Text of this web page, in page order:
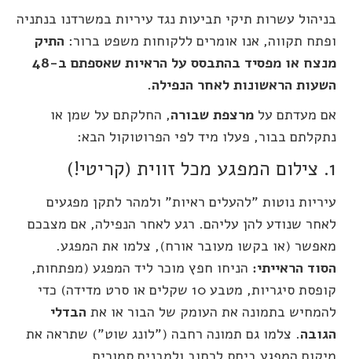
בניהול עשרות תיקי תביעות נגד עיריות במשרדנו בנתניה
ופתח תקווה, אנו אומרים ללקוחות משפט ברור: התיק
מנצח או מפסיד בהתבסס על הראיות שאספתם ב-48
השעות הראשונות לאחר הנפילה.
אם מעדתם על מרצפת שבורה, החלקתם על שמן או
נתקלתם בבור, פעלו מיד לפי הפרוטוקול הבא:
1. צילום המפגע מכל זווית (קריטי!)
עיריות נוטות "להעלים ראיות" ולמהר לתקן מפגעים
לאחר שנודע להן עליהם. רגע לאחר הנפילה, אם מצבכם
מאפשר (או בקשו מעובר אורח), צלמו את המפגע.
הסוד הראייתי: הניחו חפץ מוכר ליד המפגע (מפתחות,
קופסת סיגריות, מטבע 10 שקלים או סרט מדידה) כדי
להמחיש בתמונה את העומק של הבור או את הבדלי
הגובה. צלמו גם תמונה רחבה ("לונג שוט") שתראה את